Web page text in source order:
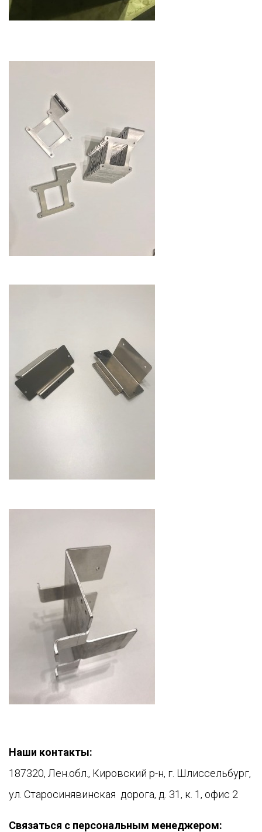
Наши контакты:
187320, Лен.обл., Кировский р-н, г. Шлиссельбург,
ул. Старосинявинская дорога, д. 31, к. 1, офис 2
Связаться с персональным менеджером: